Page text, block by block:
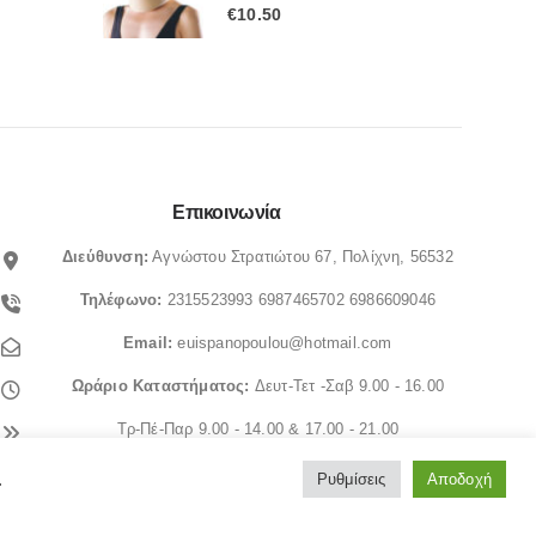
€10.50
Επικοινωνία
Διεύθυνση: Αγνώστου Στρατιώτου 67, Πολίχνη, 56532
Τηλέφωνο: 2315523993 6987465702 6986609046
Email:euispanopoulou@hotmail.com
Ωράριο Καταστήματος: Δευτ-Τετ -Σαβ 9.00 - 16.00
Τρ-Πέ-Παρ 9.00 - 14.00 & 17.00 - 21.00
Ρυθμίσεις Αποδοχή